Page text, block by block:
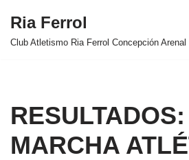
Saltar
Ria Ferrol
Club Atletismo Ria Ferrol Concepción Arenal
MARCHA